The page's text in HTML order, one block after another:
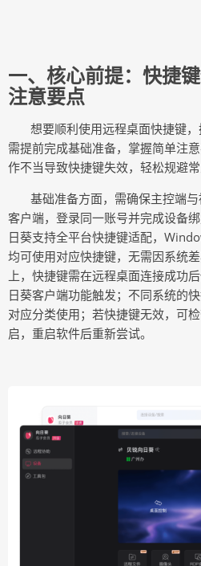
一、核心前提：快捷
注意要点
想要顺利使用远程桌面快捷键，
需提前完成基础准备，掌握简单注
作不当导致快捷键失效，轻松规避常
基础准备方面，需确保主控端
客户端，登录同一账号并完成设备
日葵支持全平台快捷键适配，
均可使用对应快捷键，无需因系统
上，快捷键需在远程桌面连接成功
日葵客户端功能触发；不同系统的
对应分类使用；若快捷键无效，可
启，重启软件后重新尝试。